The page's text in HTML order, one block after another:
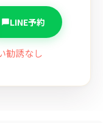
LINE予約
勧誘なし